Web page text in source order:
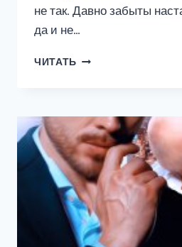
не так. Давно забыты
да и не…
ЧИТАТЬ МОЕ